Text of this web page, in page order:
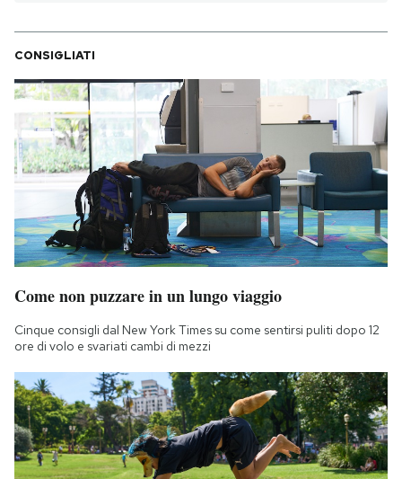
CONSIGLIATI
Come non puzzare in un lungo viaggio
Cinque consigli dal New York Times su come sentirsi puliti dopo 12
ore di volo e svariati cambi di mezzi